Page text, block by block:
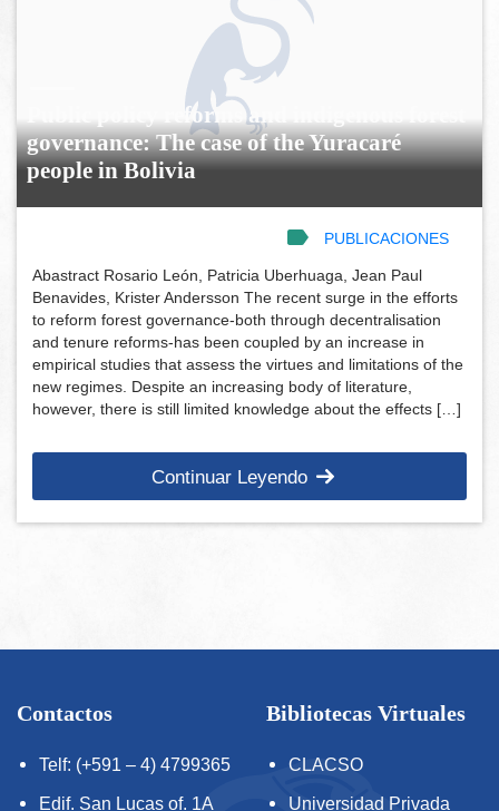
Public policy reforms and indigenous forest
governance: The case of the Yuracaré
people in Bolivia
PUBLICACIONES
Abastract Rosario León, Patricia Uberhuaga, Jean Paul
Benavides, Krister Andersson The recent surge in the efforts
to reform forest governance-both through decentralisation
and tenure reforms-has been coupled by an increase in
empirical studies that assess the virtues and limitations of the
new regimes. Despite an increasing body of literature,
however, there is still limited knowledge about the effects […]
Continuar Leyendo
Contactos
Telf: (+591 – 4) 4799365
Edif. San Lucas of. 1A
Bibliotecas Virtuales
CLACSO
Universidad Privada